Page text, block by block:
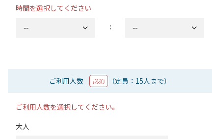
時間を選択してください
：
ご利用人数 必須 （定員：15人まで）
ご利用人数を選択してください。
大人